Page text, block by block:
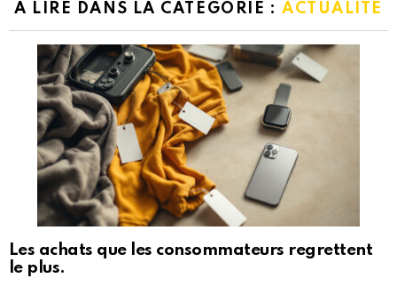
A LIRE DANS LA CATÉGORIE : ACTUALITÉ
Les achats que les consommateurs regrettent
le plus.